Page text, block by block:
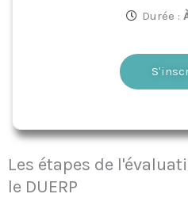
Durée :
Les étapes de
le DUERP